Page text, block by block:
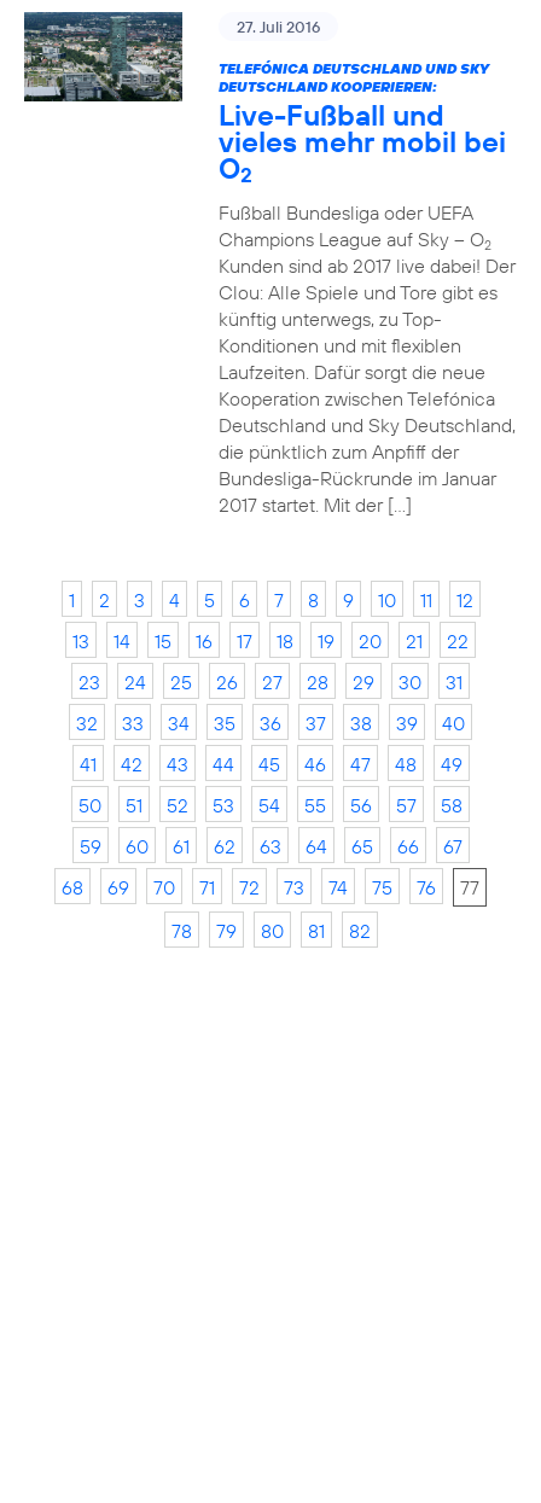
27. Juli 2016
TELEFÓNICA DEUTSCHLAND UND SKY
DEUTSCHLAND KOOPERIEREN:
Live-Fußball und
vieles mehr mobil bei
O2
Fußball Bundesliga oder UEFA
Champions League auf Sky – O2
Kunden sind ab 2017 live dabei! Der
Clou: Alle Spiele und Tore gibt es
künftig unterwegs, zu Top-
Konditionen und mit flexiblen
Laufzeiten. Dafür sorgt die neue
Kooperation zwischen Telefónica
Deutschland und Sky Deutschland,
die pünktlich zum Anpfiff der
Bundesliga-Rückrunde im Januar
2017 startet. Mit der […]
1 2 3 4 5 6 7 8 9 10 11
12
13
14 15 16 17 18 19 20 21
22
23
24 25 26 27 28 29 30
31
32
33 34 35 36 37 38 39
40
41
42 43 44 45 46 47 48
49
50
51 52 53 54 55 56 57
58
59
60 61 62 63 64 65 66
67
68
69 70 71 72 73 74 75 76
77
78
79 80 81 82